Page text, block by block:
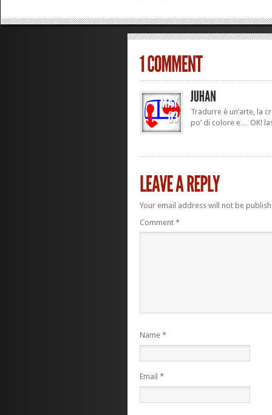
Tradurre è un’arte, la
po’ di colore e… OK!
Your email address will not be
Comment *
Name *
Email *